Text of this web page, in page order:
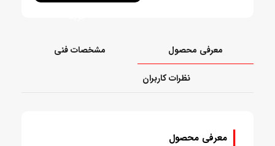
معرفی محصول مشخصات فنی
نظرات کاربران
معرفی محصول